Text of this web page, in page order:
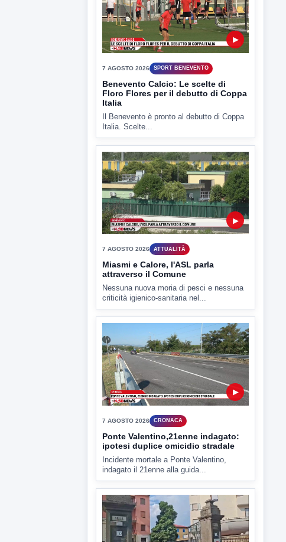
7 AGOSTO 2026 ATTUALITÀ
Nessuna nuova moria di pesci e nessuna
criticità igienico-sanitaria nel...
7 AGOSTO 2026 CRONACA
Ponte Valentino,21enne indagato:
Incidente mortale a Ponte Valentino,
indagato il 21enne alla guida...
7 AGOSTO 2026 CRONACA
Malore o aggressione? Sarà
Adriana
Sarà affidato con ogni probabilità all'inizio
della prossima settimana l'incarico...